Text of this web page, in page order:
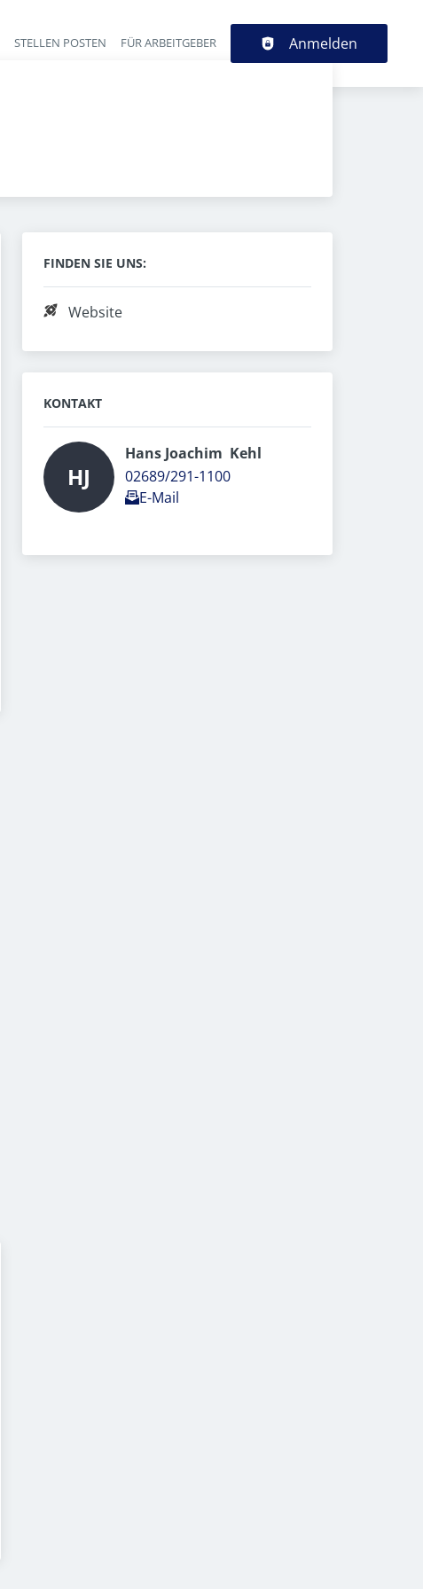
STELLEN POSTEN FÜR ARBEITGEBER Anmelden
FINDEN SIE UNS:
Website
KONTAKT
HJ
Hans Joachim  Kehl
02689/291-1100
E-Mail